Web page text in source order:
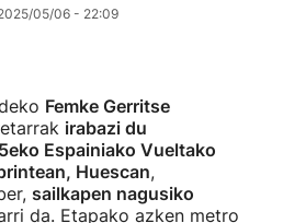
05/06 - 22:09
Femke Gerritse
irabazi du
Espainiako Vueltako
Huescan,
sailkapen nagusiko
da. Etapako azken metro